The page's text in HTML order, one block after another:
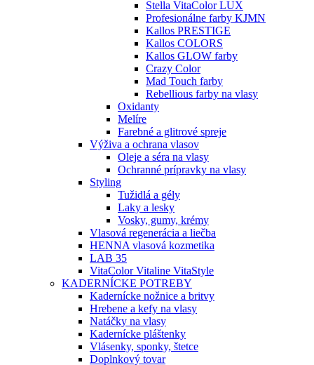
Stella VitaColor LUX
Profesionálne farby KJMN
Kallos PRESTIGE
Kallos COLORS
Kallos GLOW farby
Crazy Color
Mad Touch farby
Rebellious farby na vlasy
Oxidanty
Melíre
Farebné a glitrové spreje
Výživa a ochrana vlasov
Oleje a séra na vlasy
Ochranné prípravky na vlasy
Styling
Tužidlá a gély
Laky a lesky
Vosky, gumy, krémy
Vlasová regenerácia a liečba
HENNA vlasová kozmetika
LAB 35
VitaColor Vitaline VitaStyle
KADERNÍCKE POTREBY
Kadernícke nožnice a britvy
Hrebene a kefy na vlasy
Natáčky na vlasy
Kadernícke pláštenky
Vlásenky, sponky, štetce
Doplnkový tovar